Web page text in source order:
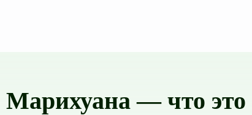
Марихуана — что это